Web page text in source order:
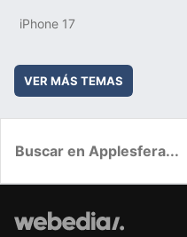
iPhone 17
VER MÁS TEMAS